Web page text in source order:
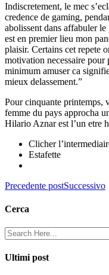
Indiscretement, le mec
credence de gaming,
abolissent dans affabuler
est en premier lieu mon
plaisir. Certains cet repete
motivation necessaire pour
minimum amuser ca
mieux delassement.”
Pour cinquante printemps,
femme du pays approcha
Hilario Aznar est l’un etre
Clicher
Estafette
Precedente postSuccessivo
Cerca
Ultimi post